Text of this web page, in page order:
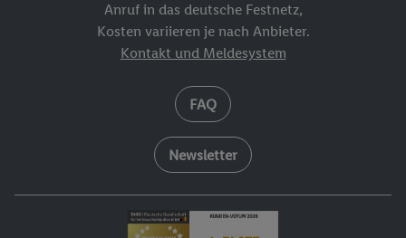
Anruf in das deutsche Festnetz,
Kosten variieren je nach Anbieter.
Kontakt und Meldesystem
FAQ
Newsletter